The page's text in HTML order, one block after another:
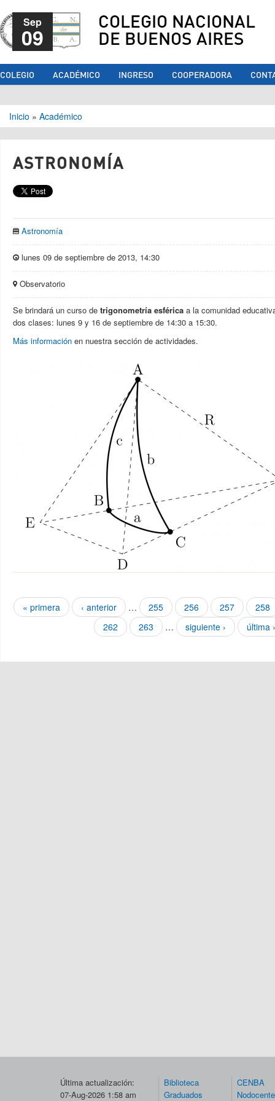
COLEGIO NACIONAL
DE BUENOS AIRES
COLEGIO ACADÉMICO INGRESO COOPERADORA
Se encuentra usted aquí
Inicio » Académico
ASTRONOMÍA
Sep
09
Astronomía
lunes 09 de septiembre de 2013, 14:30
Observatorio
Se brindará un curso de trigonometría esférica a la comunidad
dos clases: lunes 9 y 16 de septiembre de 14:30 a 15:30.
Más información en nuestra sección de actividades.
Páginas
« primera ‹ anterior … 255 256 257
258
262
263 … siguiente › última
Última actualización:
07-Aug-2026 1:58 am
Biblioteca
Graduados
CENBA